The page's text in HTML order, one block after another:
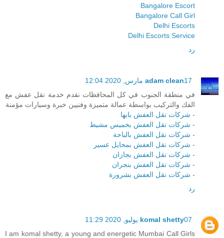
Bangalore Escort
Bangalore Call Girl
Delhi Escorts
Delhi Escorts Service
رد
adam clean17 مارس, 2020 12:04
في منطقة الجنوب في كل المحافظات نقدم خدمة نقل عفش مع
الفك والتركيب بواسطة عمالة متميزة وفنيين خبرة وسيارات مؤمنة
- شركات نقل العفش بابها
- شركات نقل العفش بخميس مشيط
- شركات نقل العفش بالباحة
- شركات نقل العفش بمحايل عسير
- شركات نقل العفش بجازان
- شركات نقل العفش بنجران
- شركات نقل العفش بشرورة
رد
komal shetty07 يوليو, 2020 11:29
I am komal shetty, a young and energetic Mumbai Call Girls